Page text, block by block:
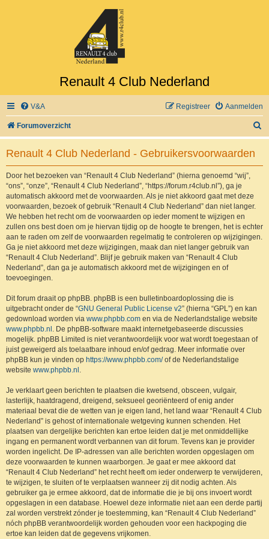
Renault 4 Club Nederland
V&A Aanmelden
Registreer
Forumoverzicht
o
Renault 4 Club Nederland - Gebruikersvoorwaarden
Door het bezoeken van “Renault 4 Club Nederland” (hierna genoemd “wij”,
“ons”, “onze”, “Renault 4 Club Nederland”, “https://forum.r4club.nl”), ga je
automatisch akkoord met de voorwaarden. Als je niet akkoord gaat met deze
voorwaarden, bezoek of gebruik “Renault 4 Club Nederland” dan niet langer.
We hebben het recht om de voorwaarden op ieder moment te wijzigen en
zullen ons best doen om je hiervan tijdig op de hoogte te brengen, het is echter
aan te raden om zelf de voorwaarden regelmatig te controleren op wijzigingen.
Ga je niet akkoord met deze wijzigingen, maak dan niet langer gebruik van
“Renault 4 Club Nederland”. Blijf je gebruik maken van “Renault 4 Club
Nederland”, dan ga je automatisch akkoord met de wijzigingen en of
toevoegingen.
Dit forum draait op phpBB. phpBB is een bulletinboardoplossing die is
uitgebracht onder de “GNU General Public License v2” (hierna “GPL”) en kan
gedownload worden via www.phpbb.com en via de Nederlandstalige website
www.phpbb.nl . De phpBB-software maakt internetgebaseerde discussies
mogelijk. phpBB Limited is niet verantwoordelijk voor wat wordt toegestaan of
juist geweigerd als toelaatbare inhoud en/of gedrag. Meer informatie over
phpBB kun je vinden op https://www.phpbb.com/of de Nederlandstalige
website www.phpbb.nl .
Je verklaart geen berichten te plaatsen die kwetsend, obsceen, vulgair,
lasterlijk, haatdragend, dreigend, seksueel georiënteerd of enig ander
materiaal bevat die de wetten van je eigen land, het land waar “Renault 4 Club
Nederland” is gehost of internationale wetgeving kunnen schenden. Het
plaatsen van dergelijke berichten kan ertoe leiden dat je met onmiddellijke
ingang en permanent wordt verbannen van dit forum. Tevens kan je provider
worden ingelicht. De IP-adressen van alle berichten worden opgeslagen om
deze voorwaarden te kunnen waarborgen. Je gaat er mee akkoord dat
“Renault 4 Club Nederland” het recht heeft om ieder onderwerp te verwijderen,
te wijzigen, te sluiten of te verplaatsen wanneer zij dit nodig achten. Als
gebruiker ga je ermee akkoord, dat de informatie die je bij ons invoert wordt
opgeslagen in een database. Hoewel deze informatie niet aan een derde partij
zal worden verstrekt zónder je toestemming, kan “Renault 4 Club Nederland”
nóch phpBB verantwoordelijk worden gehouden voor een hackpoging die
ertoe kan leiden dat de gegevens vrijkomen.